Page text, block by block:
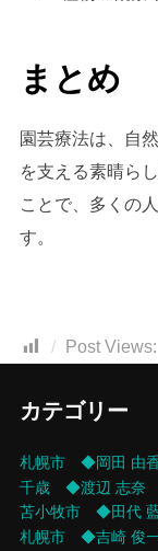
まとめ
園芸療法は、自
を支える素晴ら
ことで、多くの
す。
Post Views:
カテゴリー
札幌市 ◆岡田 由
千歳 ◆渡辺 志奈
苫小牧市 ◆田代
札幌市 ◆吉崎 俊